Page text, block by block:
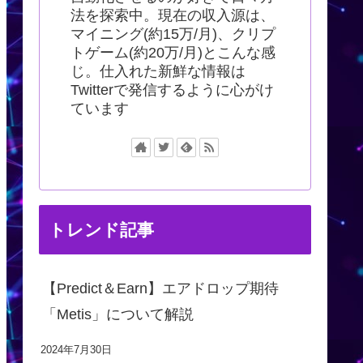
法を探索中。現在の収入源は、
マイニング(約15万/月)、クリプ
トゲーム(約20万/月)とこんな感
じ。仕入れた新鮮な情報は
Twitterで発信するように心がけ
ています
トレンド記事
【Predict＆Earn】エアドロップ期待
「Metis」について解説
2024年7月30日